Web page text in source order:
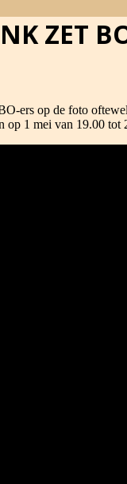
ZET
ers op de foto oftewel
op 1 mei van 19.00